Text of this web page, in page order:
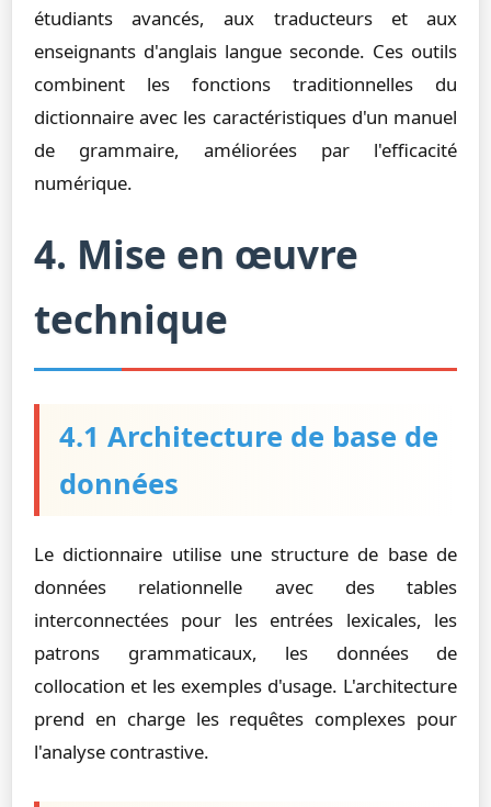
étudiants avancés, aux traducteurs et aux
enseignants d'anglais langue seconde. Ces outils
combinent les fonctions traditionnelles du
dictionnaire avec les caractéristiques d'un manuel
de grammaire, améliorées par l'efficacité
numérique.
4. Mise en œuvre
technique
4.1 Architecture de base de
données
Le dictionnaire utilise une structure de base de
données relationnelle avec des tables
interconnectées pour les entrées lexicales, les
patrons grammaticaux, les données de
collocation et les exemples d'usage. L'architecture
prend en charge les requêtes complexes pour
l'analyse contrastive.